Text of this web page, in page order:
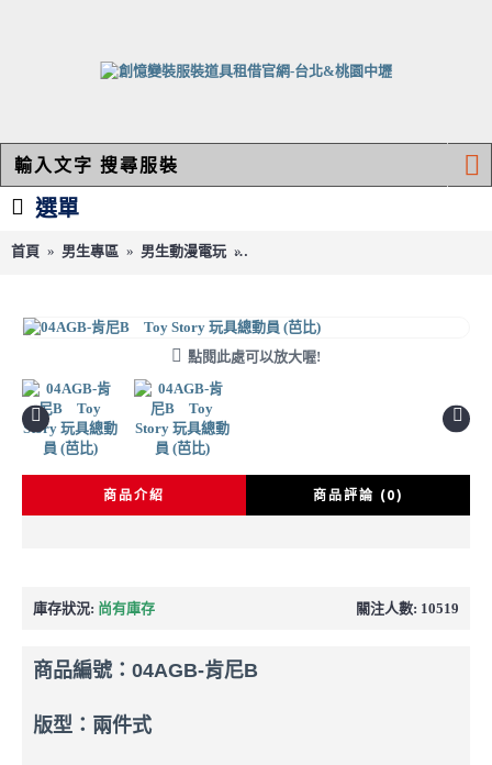
選單
首頁 男生專區 男生動漫電玩
點閱此處可以放大喔!
商品介紹 商品評論 (0)
關注人數: 10519
庫存狀況: 尚有庫存
商品編號： 04AGB-肯尼B
版型：兩件式